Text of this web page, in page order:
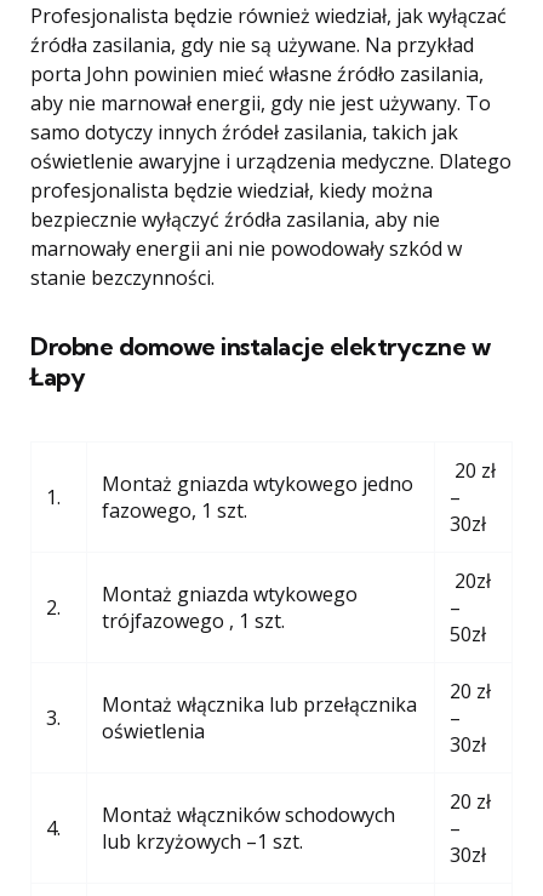
Profesjonalista będzie również wiedział, jak wyłączać
źródła zasilania, gdy nie są używane. Na przykład
porta John powinien mieć własne źródło zasilania,
aby nie marnował energii, gdy nie jest używany. To
samo dotyczy innych źródeł zasilania, takich jak
oświetlenie awaryjne i urządzenia medyczne. Dlatego
profesjonalista będzie wiedział, kiedy można
bezpiecznie wyłączyć źródła zasilania, aby nie
marnowały energii ani nie powodowały szkód w
stanie bezczynności.
Drobne domowe instalacje elektryczne w
Łapy
1.
Montaż gniazda wtykowego jedno
fazowego, 1 szt.
20 zł
–
30zł
2.
Montaż gniazda wtykowego
trójfazowego , 1 szt.
20zł
–
50zł
3.
Montaż włącznika lub przełącznika
oświetlenia
20 zł
–
30zł
4.
Montaż włączników schodowych
lub krzyżowych –1 szt.
20 zł
–
30zł